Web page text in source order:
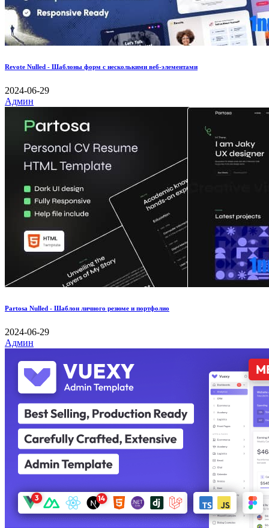
Revote Nulled - Шаблоны форм с несколькими веб-элементами
2024-06-29
Админ
Partosa Nulled - Шаблон личного резюме и портфолио
2024-06-29
Админ